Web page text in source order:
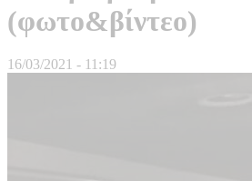
(φωτο&βίντεο)
16/03/2021 - 11:19